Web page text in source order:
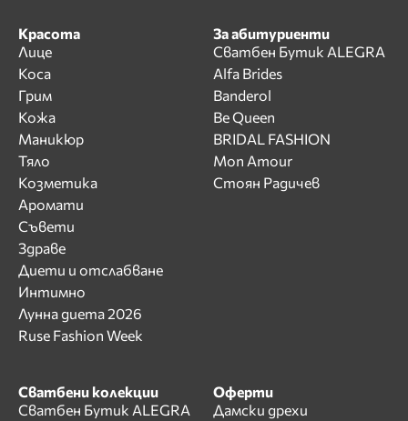
Красота
Лице
Коса
Грим
Кожа
Маникюр
Тяло
Козметика
Аромати
Съвети
Здраве
Диети и отслабване
Интимно
Лунна диета 2026
Ruse Fashion Week
За абитуриенти
Сватбен Бутик ALEGRA
Alfa Brides
Banderol
Be Queen
BRIDAL FASHION
Mon Amour
Стоян Радичев
Сватбени колекции
Сватбен Бутик ALEGRA
Оферти
Дамски дрехи